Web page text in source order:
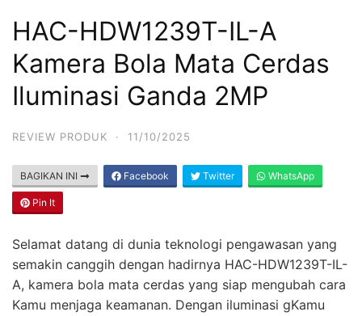
HAC-HDW1239T-IL-A
Kamera Bola Mata Cerdas
Iluminasi Ganda 2MP
REVIEW PRODUK · 11/10/2025
BAGIKAN INI Facebook Twitter WhatsApp
Pin It
Selamat datang di dunia teknologi pengawasan yang
semakin canggih dengan hadirnya HAC-HDW1239T-IL-
A, kamera bola mata cerdas yang siap mengubah cara
Kamu menjaga keamanan. Dengan iluminasi gKamu